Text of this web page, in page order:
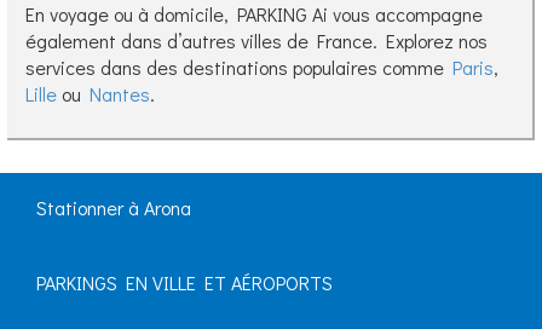
En voyage ou à domicile, PARKING Ai vous accompagne
également dans d’autres villes de France. Explorez nos
services dans des destinations populaires comme Paris,
Lille ou Nantes.
Stationner à Arona
PARKINGS EN VILLE ET AÉROPORTS